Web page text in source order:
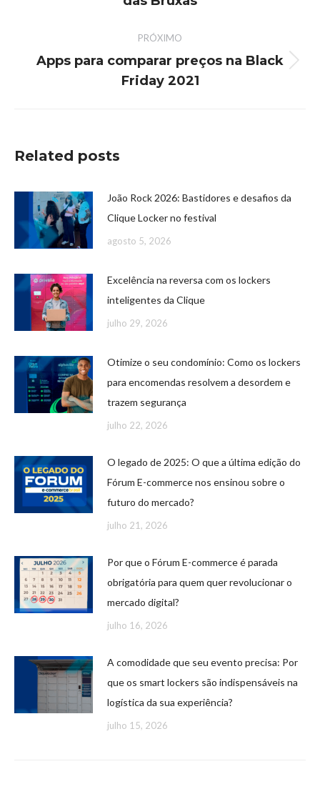
PRÓXIMO
Apps para comparar preços na Black
Friday 2021
Related posts
João Rock 2026: Bastidores e desafios da
Clique Locker no festival
agosto 5, 2026
Excelência na reversa com os lockers
inteligentes da Clique
julho 29, 2026
Otimize o seu condomínio: Como os lockers
para encomendas resolvem a desordem e
trazem segurança
julho 22, 2026
O legado de 2025: O que a última edição do
Fórum E-commerce nos ensinou sobre o
futuro do mercado?
julho 21, 2026
Por que o Fórum E-commerce é parada
obrigatória para quem quer revolucionar o
mercado digital?
julho 16, 2026
A comodidade que seu evento precisa: Por
que os smart lockers são indispensáveis na
logística da sua experiência?
julho 15, 2026